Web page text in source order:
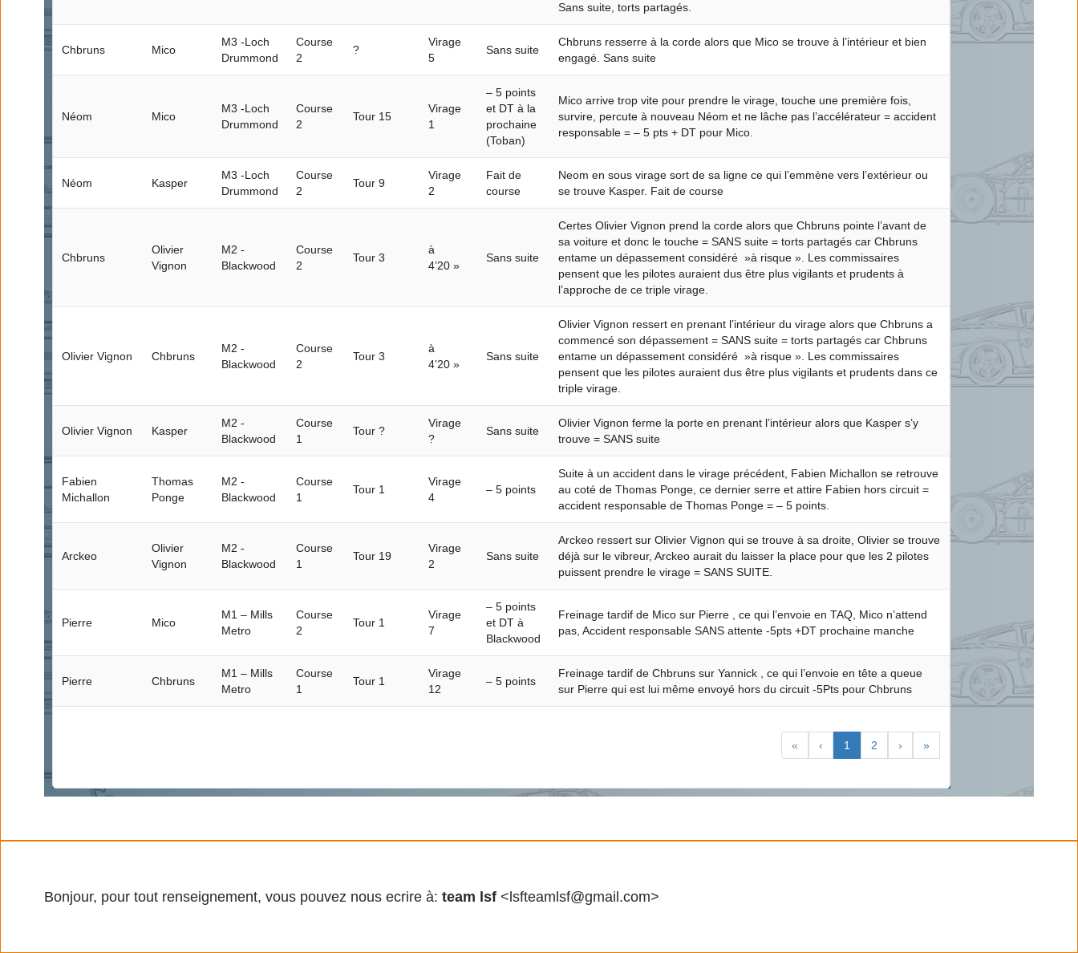
Sans suite, torts partagés.
Chbruns Mico
M3 -Loch
Drummond
Course
2
?
Virage
5
Sans suite
Chbruns resserre à la corde alors que Mico se trouve à l’intérieur et bien
engagé. Sans suite
Néom Mico
M3 -Loch
Drummond
Course
2
Tour 15
Virage
1
– 5 points
et DT à la
prochaine
(Toban)
Mico arrive trop vite pour prendre le virage, touche une première fois,
survire, percute à nouveau Néom et ne lâche pas l’accélérateur = accident
responsable = – 5 pts + DT pour Mico.
Néom Kasper
M3 -Loch
Drummond
Course
2
Tour 9
Virage
2
Fait de
course
Neom en sous virage sort de sa ligne ce qui l’emmène vers l’extérieur ou
se trouve Kasper. Fait de course
Chbruns
Olivier
Vignon
M2 -
Blackwood
Course
2
Tour 3
à
4’20 »
Sans suite
Certes Olivier Vignon prend la corde alors que Chbruns pointe l’avant de
sa voiture et donc le touche = SANS suite = torts partagés car Chbruns
entame un dépassement considéré »à risque ». Les commissaires
pensent que les pilotes auraient dus être plus vigilants et prudents à
l’approche de ce triple virage.
Olivier Vignon Chbruns
M2 -
Blackwood
Course
2
Tour 3
à
4’20 »
Sans suite
Olivier Vignon ressert en prenant l’intérieur du virage alors que Chbruns a
commencé son dépassement = SANS suite = torts partagés car Chbruns
entame un dépassement considéré »à risque ». Les commissaires
pensent que les pilotes auraient dus être plus vigilants et prudents dans ce
triple virage.
Olivier Vignon Kasper
M2 -
Blackwood
Course
1
Tour ?
Virage
?
Sans suite
Olivier Vignon ferme la porte en prenant l’intérieur alors que Kasper s’y
trouve = SANS suite
Fabien
Michallon
Thomas
Ponge
M2 -
Blackwood
Course
1
Tour 1
Virage
4
– 5 points
Suite à un accident dans le virage précédent, Fabien Michallon se retrouve
au coté de Thomas Ponge, ce dernier serre et attire Fabien hors circuit =
accident responsable de Thomas Ponge = – 5 points.
Arckeo
Olivier
Vignon
M2 -
Blackwood
Course
1
Tour 19
Virage
2
Sans suite
Arckeo ressert sur Olivier Vignon qui se trouve à sa droite, Olivier se trouve
déjà sur le vibreur, Arckeo aurait du laisser la place pour que les 2 pilotes
puissent prendre le virage = SANS SUITE.
Pierre Mico
M1 – Mills
Metro
Course
2
Tour 1
Virage
7
– 5 points
et DT à
Blackwood
Freinage tardif de Mico sur Pierre , ce qui l’envoie en TAQ, Mico n’attend
pas, Accident responsable SANS attente -5pts +DT prochaine manche
Pierre Chbruns
M1 – Mills
Metro
Course
1
Tour 1
Virage
12
– 5 points
Freinage tardif de Chbruns sur Yannick , ce qui l’envoie en tête a queue
sur Pierre qui est lui même envoyé hors du circuit -5Pts pour Chbruns
« ‹ 1 2 › »
Bonjour, pour tout renseignement, vous pouvez nous ecrire à: team lsf <lsfteamlsf@gmail.com>